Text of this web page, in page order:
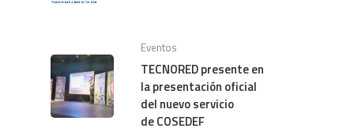
Eventos
TECNORED presente en
la presentación oficial
del nuevo servicio
de COSEDEF